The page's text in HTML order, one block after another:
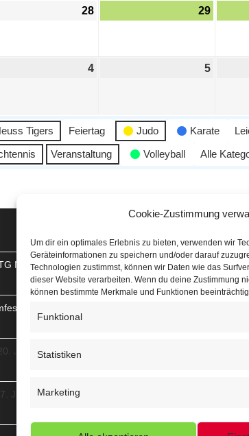
Cookie-Zustimmung
Um dir ein optimales Erlebnis zu bieten, verwenden wir
Geräteinformationen zu speichern und/oder darauf
Technologien zustimmst, können wir Daten wie das
dieser Website verarbeiten. Wenn du deine Zustimmung
können bestimmte Merkmale und Funktionen
Funktional
Statistiken
Marketing
28 29
4 5
Tigers Feiertag Judo Karate
Veranstaltung Volleyball Alle
Neuss
in
Juli
Juli
Höffner Run
Schnuppertag
Terminkalender
Nikolaus-Crosslauf
Capoeira Camp